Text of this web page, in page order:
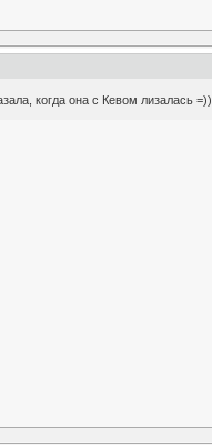
когда она с Кевом лизалась =))